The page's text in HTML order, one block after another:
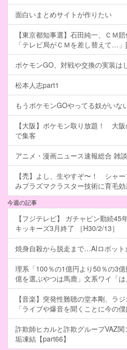
面白いまとめサイトが作りたい
【東京都知事選】石田純一、ＣＭ
「テレビ局がＣＭを差し替えて…
ポケモンGO、対戦や交換の実装は
松本人志part1
もうポケモンGOやってる奴がいな
【大阪】ポケモン取り放題！ 大
で集客
アニメ・漫画ニュース速報総合 雑
【禿】よし、生やすぞ〜！ シャ
みプラズマクラスター技術に育毛
今週の記事
【フジテレビ】 ガチャピン勤続
キッキーズ3月終了 ［H30/2/13］
焼身自殺から脱走まで…AIロボット
理系「100％の1億円より50％の3
億を選ぶやつは馬鹿」文系ワイ「は
【音楽】突発性難聴の堂本剛、ラ
「ライブや爆音を聞くことに今の僕
詐欺師ヒカルと詐欺グループVAZ
垢凍結【part66】